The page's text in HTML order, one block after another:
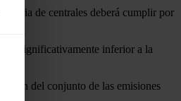
de centrales deberá cumplir por
significativamente inferior a la
del conjunto de las emisiones